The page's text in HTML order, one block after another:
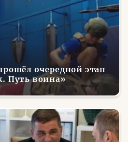
очередной этап
Путь воина»